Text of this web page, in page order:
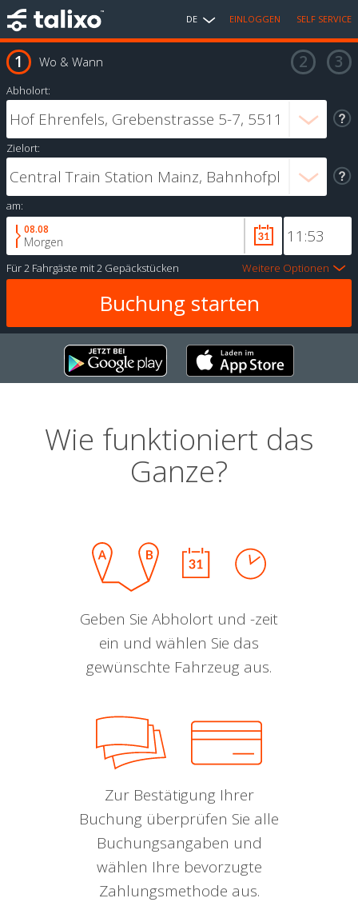
DE EINLOGGEN SELF SERVICE
Wo & Wann
Abholort:
Zielort:
am:
08.08
Morgen
Für2 Fahrgäste mit2 Gepäckstücken Weitere Optionen
Wie funktioniert das
Ganze?
Geben Sie Abholort und -zeit
ein und wählen Sie das
gewünschte Fahrzeug aus.
Zur Bestätigung Ihrer
Buchung überprüfen Sie alle
Buchungsangaben und
wählen Ihre bevorzugte
Zahlungsmethode aus.